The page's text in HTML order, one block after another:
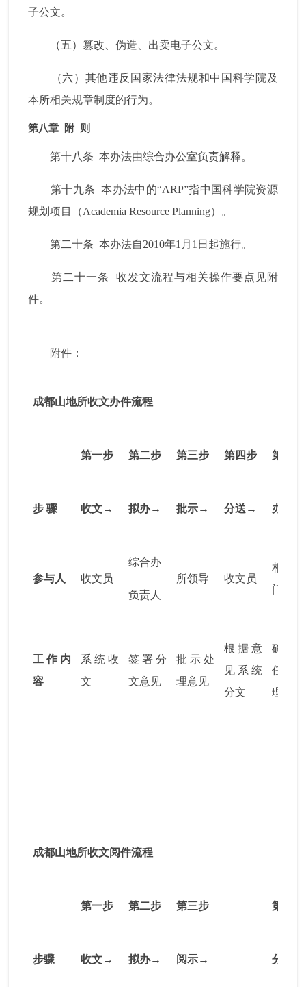
子公文。
（五）篡改、伪造、出卖电子公文。
（六）其他违反国家法律法规和中国科学院及
本所相关规章制度的行为。
第八章 附 则
第十八条 本办法由综合办公室负责解释。
第十九条 本办法中的“ARP”指中国科学院资源
规划项目（Academia Resource Planning）。
第二十条 本办法自2010年1 月 1 日起施行。
第二十一条
收发文流程与相关操作要点见附
件。
附件：
成都山地所收文办件流程
第一步 第二步 第三步 第四步 第五步
步 骤 收文→ 拟办→ 批示→ 分送→ 办理→
参与人 收文员
综合办
负责人
所领导 收文员
相关
门
工作内
容
系统收
文
签署分
文意见
批示处
理意见
根据意
见系统
分文
确定
任人
理
成都山地所收文阅件流程
第一步 第二步 第三步 第四步
步骤 收文→ 拟办→ 阅示→ 分送→